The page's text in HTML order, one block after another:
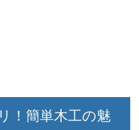
！簡単木工の魅